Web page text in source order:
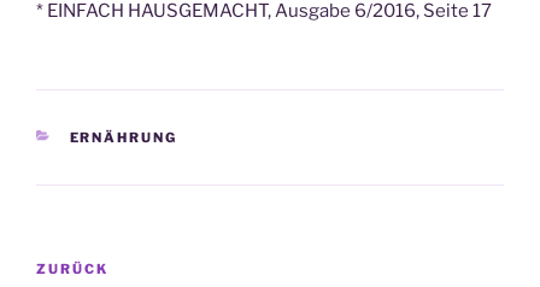
* EINFACH HAUSGEMACHT, Ausgabe 6/2016, Seite 17
KATEGORIEN
ERNÄHRUNG
Beitragsnavigation
Vorheriger
ZURÜCK